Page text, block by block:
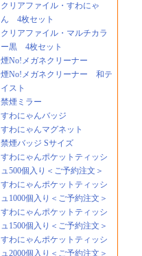
クリアファイル・すわにゃ
ん 4枚セット
クリアファイル・マルチカラ
ー黒 4枚セット
煙No!メガネクリーナー
煙No!メガネクリーナー 和テ
イスト
禁煙ミラー
すわにゃんバッジ
すわにゃんマグネット
禁煙バッジ Sサイズ
すわにゃんポケットティッシ
ュ500個入り＜ご予約注文＞
すわにゃんポケットティッシ
ュ1000個入り＜ご予約注文＞
すわにゃんポケットティッシ
ュ1500個入り＜ご予約注文＞
すわにゃんポケットティッシ
ュ2000個入り＜ご予約注文＞